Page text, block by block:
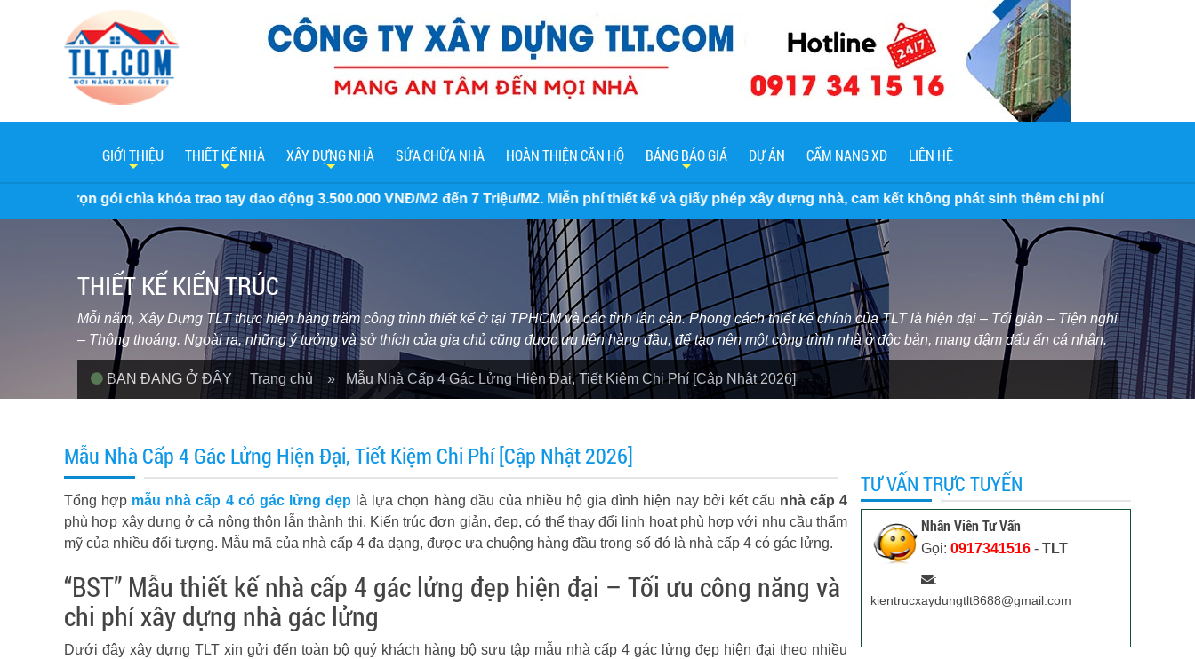
GIỚI THIỆU THIẾT KẾ NHÀ XÂY DỰNG NHÀ SỬA CHỮA NHÀ HOÀN THIỆN CĂN HỘ BẢNG BÁO GIÁ DỰ ÁN CẨM NANG XD LIÊN HỆ
tay dao động 3.500.000 VNĐ/M2 đến 7 Triệu/M2. Miễn phí thiết kế và giấy phép xây dựng nhà, cam kết không phát sinh thêm chi phí
THIẾT KẾ KIẾN TRÚC
Mỗi năm, Xây Dựng TLT thực hiện hàng trăm công trình thiết kế ở tại TPHCM và các tỉnh lân cận. Phong cách thiết kế chính của TLT là hiện đại – Tối giản – Tiện nghi
– Thông thoáng. Ngoài ra, những ý tưởng và sở thích của gia chủ cũng được ưu tiên hàng đầu, để tạo nên một công trình nhà ở độc bản, mang đậm dấu ấn cá nhân.
BẠN ĐANG Ở ĐÂY Trang chủ » Mẫu Nhà Cấp 4 Gác Lửng Hiện Đại, Tiết Kiệm Chi Phí [Cập Nhật 2026]
Mẫu Nhà Cấp 4 Gác Lửng Hiện Đại, Tiết Kiệm Chi Phí [Cập Nhật 2026]
Tổng hợp mẫu nhà cấp 4 có gác lửng đẹp là lựa chọn hàng đầu của nhiều hộ gia đình hiện nay bởi kết cấu nhà cấp 4
phù hợp xây dựng ở cả nông thôn lẫn thành thị. Kiến trúc đơn giản, đẹp, có thể thay đổi linh hoạt phù hợp với nhu cầu thẩm
mỹ của nhiều đối tượng. Mẫu mã của nhà cấp 4 đa dạng, được ưa chuộng hàng đầu trong số đó là nhà cấp 4 có gác lửng.
“BST” Mẫu thiết kế nhà cấp 4 gác lửng đẹp hiện đại – Tối ưu công năng và
chi phí xây dựng nhà gác lửng
Dưới đây xây dựng TLT xin gửi đến toàn bộ quý khách hàng bộ sưu tập mẫu nhà cấp 4 gác lửng đẹp hiện đại theo nhiều
TƯ VẤN TRỰC TUYẾN
Nhân Viên Tư Vấn
Gọi: 0917341516- TLT
:
kientrucxaydungtlt8688@gmail.com